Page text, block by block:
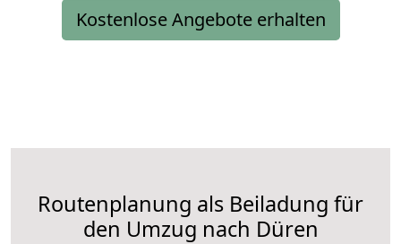
Kostenlose Angebote erhalten
Routenplanung als Beiladung für
den Umzug nach Düren